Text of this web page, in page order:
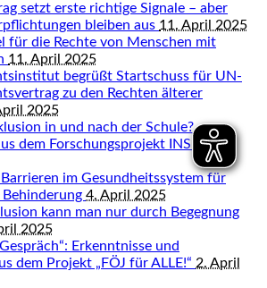
setzt erste richtige Signale – aber
bleiben aus 11. April 2025
für die Rechte von Menschen mit
11. April 2025
begrüßt Startschuss für UN-
zu den Rechten älterer
2025
in und nach der Schule?
dem Forschungsprojekt INSIDE9.
im Gesundheitssystem für
4. April 2025
kann man nur durch Begegnung
2025
Erkenntnisse und
dem Projekt „FÖJ für ALLE!“ 2. April